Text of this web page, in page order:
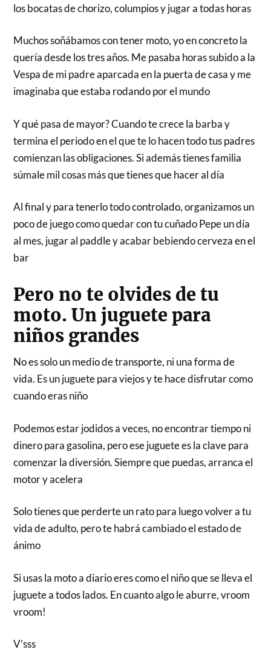
los bocatas de chorizo, columpios y jugar a todas horas
Muchos soñábamos con tener moto, yo en concreto la
quería desde los tres años. Me pasaba horas subido a la
Vespa de mi padre aparcada en la puerta de casa y me
imaginaba que estaba rodando por el mundo
Y qué pasa de mayor? Cuando te crece la barba y
termina el periodo en el que te lo hacen todo tus padres
comienzan las obligaciones. Si además tienes familia
súmale mil cosas más que tienes que hacer al día
Al final y para tenerlo todo controlado, organizamos un
poco de juego como quedar con tu cuñado Pepe un día
al mes, jugar al paddle y acabar bebiendo cerveza en el
bar
Pero no te olvides de tu
moto. Un juguete para
niños grandes
No es solo un medio de transporte, ni una forma de
vida. Es un juguete para viejos y te hace disfrutar como
cuando eras niño
Podemos estar jodidos a veces, no encontrar tiempo ni
dinero para gasolina, pero ese juguete es la clave para
comenzar la diversión. Siempre que puedas, arranca el
motor y acelera
Solo tienes que perderte un rato para luego volver a tu
vida de adulto, pero te habrá cambiado el estado de
ánimo
Si usas la moto a diario eres como el niño que se lleva el
juguete a todos lados. En cuanto algo le aburre, vroom
vroom!
V’sss